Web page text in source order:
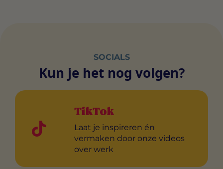
SOCIALS
Kun je het nog volgen?
TikTok
Laat je inspireren én
vermaken door onze videos
over werk